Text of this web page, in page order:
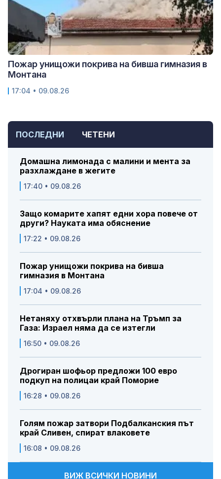
ПОСЛЕДНИ ЧЕТЕНИ
Домашна лимонада с малини и мента за
разхлаждане в жегите
17:40 • 09.08.26
Защо комарите хапят едни хора повече от
други? Науката има обяснение
17:22 • 09.08.26
Пожар унищожи покрива на бивша
гимназия в Монтана
17:04 • 09.08.26
Нетаняху отхвърли плана на Тръмп за
Газа: Израел няма да се изтегли
16:50 • 09.08.26
Дрогиран шофьор предложи 100 евро
подкуп на полицаи край Поморие
16:28 • 09.08.26
Голям пожар затвори Подбалканския път
край Сливен, спират влаковете
16:08 • 09.08.26
ВИЖ ВСИЧКИ НОВИНИ
Пожар унищожи покрива на бивша гимназия в
Монтана
17:04 • 09.08.26